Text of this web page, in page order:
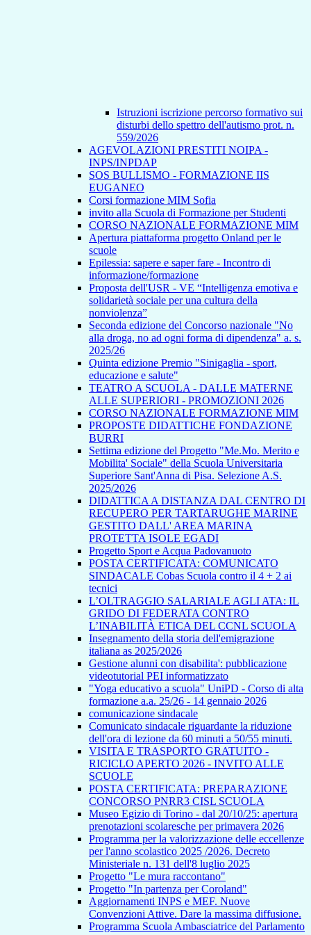
Istruzioni iscrizione percorso formativo sui
disturbi dello spettro dell'autismo prot. n.
559/2026
AGEVOLAZIONI PRESTITI NOIPA -
INPS/INPDAP
SOS BULLISMO - FORMAZIONE IIS
EUGANEO
Corsi formazione MIM Sofia
invito alla Scuola di Formazione per Studenti
CORSO NAZIONALE FORMAZIONE MIM
Apertura piattaforma progetto Onland per le
scuole
Epilessia: sapere e saper fare - Incontro di
informazione/formazione
Proposta dell'USR - VE “Intelligenza emotiva e
solidarietà sociale per una cultura della
nonviolenza”
Seconda edizione del Concorso nazionale "No
alla droga, no ad ogni forma di dipendenza" a. s.
2025/26
Quinta edizione Premio "Sinigaglia - sport,
educazione e salute"
TEATRO A SCUOLA - DALLE MATERNE
ALLE SUPERIORI - PROMOZIONI 2026
CORSO NAZIONALE FORMAZIONE MIM
PROPOSTE DIDATTICHE FONDAZIONE
BURRI
Settima edizione del Progetto "Me.Mo. Merito e
Mobilita' Sociale" della Scuola Universitaria
Superiore Sant'Anna di Pisa. Selezione A.S.
2025/2026
DIDATTICA A DISTANZA DAL CENTRO DI
RECUPERO PER TARTARUGHE MARINE
GESTITO DALL' AREA MARINA
PROTETTA ISOLE EGADI
Progetto Sport e Acqua Padovanuoto
POSTA CERTIFICATA: COMUNICATO
SINDACALE Cobas Scuola contro il 4 + 2 ai
tecnici
L’OLTRAGGIO SALARIALE AGLI ATA: IL
GRIDO DI FEDERATA CONTRO
L’INABILITÀ ETICA DEL CCNL SCUOLA
Insegnamento della storia dell'emigrazione
italiana as 2025/2026
Gestione alunni con disabilita': pubblicazione
videotutorial PEI informatizzato
"Yoga educativo a scuola" UniPD - Corso di alta
formazione a.a. 25/26 - 14 gennaio 2026
comunicazione sindacale
Comunicato sindacale riguardante la riduzione
dell'ora di lezione da 60 minuti a 50/55 minuti.
VISITA E TRASPORTO GRATUITO -
RICICLO APERTO 2026 - INVITO ALLE
SCUOLE
POSTA CERTIFICATA: PREPARAZIONE
CONCORSO PNRR3 CISL SCUOLA
Museo Egizio di Torino - dal 20/10/25: apertura
prenotazioni scolaresche per primavera 2026
Programma per la valorizzazione delle eccellenze
per l'anno scolastico 2025 /2026. Decreto
Ministeriale n. 131 dell'8 luglio 2025
Progetto "Le mura raccontano"
Progetto "In partenza per Coroland"
Aggiornamenti INPS e MEF. Nuove
Convenzioni Attive. Dare la massima diffusione.
Programma Scuola Ambasciatrice del Parlamento